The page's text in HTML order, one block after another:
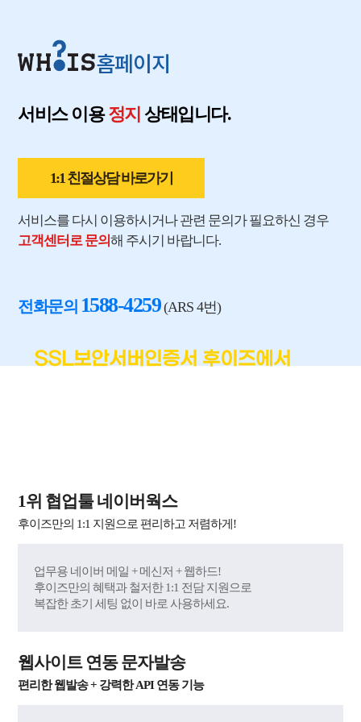
홈페이지
서비스 이용정지 상태입니다.
1:1 친절상담 바로가기
서비스를 다시 이용하시거나 관련 문의가 필요하신 경우
고객센터로 문의해 주시기 바랍니다.
전화문의 1588-4259(ARS 4번)
SSL보안서버인증서 후이즈에서
1위 협업툴 네이버웍스
후이즈만의 1:1 지원으로 편리하고 저렴하게!
업무용 네이버 메일 + 메신저 + 웹하드!
후이즈만의 혜택과 철저한 1:1 전담 지원으로
복잡한 초기 세팅 없이 바로 사용하세요.
웹사이트 연동 문자발송
편리한 웹발송 + 강력한 API 연동 기능